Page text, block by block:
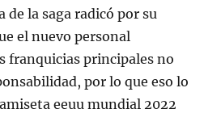
de la saga radicó por su
el nuevo personal
franquicias principales no
por lo que eso lo
eeuu mundial 2022